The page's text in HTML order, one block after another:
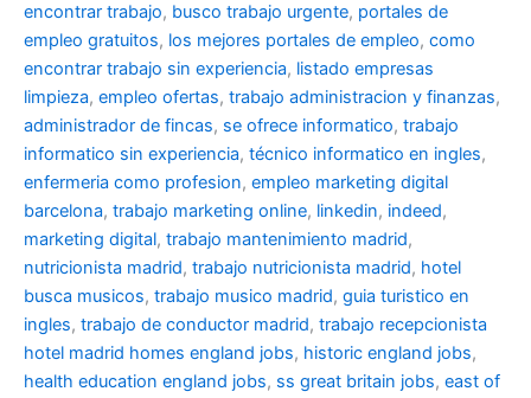
encontrar trabajo, busco trabajo urgente, portales de
empleo gratuitos, los mejores portales de empleo, como
encontrar trabajo sin experiencia, listado empresas
limpieza, empleo ofertas, trabajo administracion y finanzas,
administrador de fincas, se ofrece informatico, trabajo
informatico sin experiencia, técnico informatico en ingles,
enfermeria como profesion, empleo marketing digital
barcelona, trabajo marketing online, linkedin, indeed,
marketing digital, trabajo mantenimiento madrid,
nutricionista madrid, trabajo nutricionista madrid, hotel
busca musicos, trabajo musico madrid, guia turistico en
ingles, trabajo de conductor madrid, trabajo recepcionista
hotel madrid homes england jobs, historic england jobs,
health education england jobs, ss great britain jobs, east of